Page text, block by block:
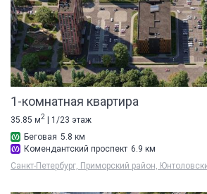
1-комнатная квартира
35.85 м2
| 1/23 этаж
Беговая 5.8 км
Комендантский проспект 6.9 км
Санкт-Петербург, Приморский район,